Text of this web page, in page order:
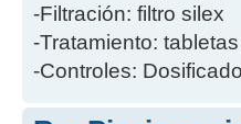
-Filtración: filtro silex
-Tratamiento:
-Controles: